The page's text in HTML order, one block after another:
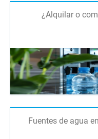
¿Alquilar o
Fuentes de agua